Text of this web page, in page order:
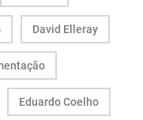
David Elleray
Eduardo Coelho